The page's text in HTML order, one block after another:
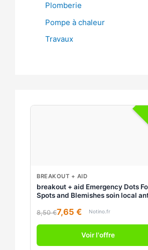
Plomberie
Pompe à chaleur
Travaux
BREAKOUT + AID
breakout + aid Emergency Dots
Spots and Blemishes soin local
d'arbre à thé 72 pcs
8,50 €7,65 € Notino.fr
Voir l'offre